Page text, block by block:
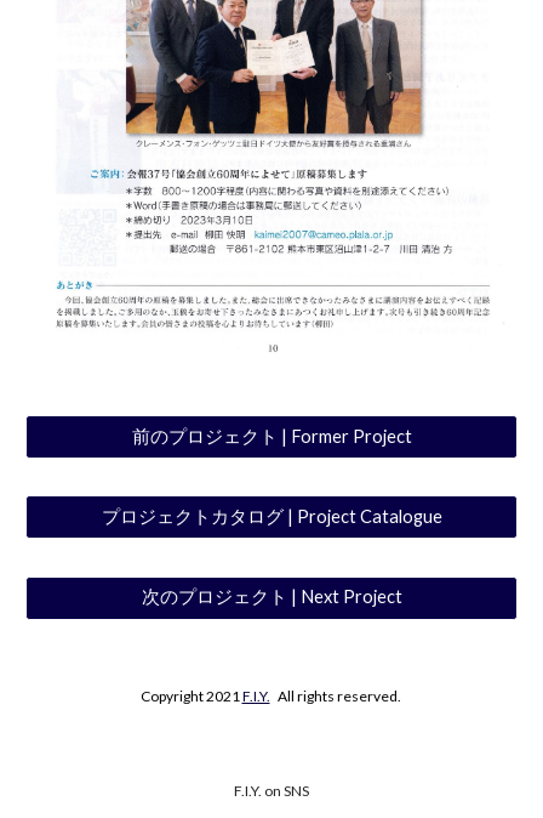
前のプロジェクト | Former Project
プロジェクトカタログ | Project Catalogue
次のプロジェクト | Next Project
Copyright 2021F.I.Y. All rights reserved.
F.I.Y. on SNS